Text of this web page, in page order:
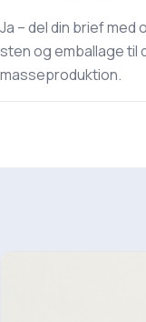
Ja – del din brief med
sten og emballage til
masseproduktion.